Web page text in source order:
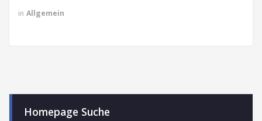
in Allgemein
Homepage Suche